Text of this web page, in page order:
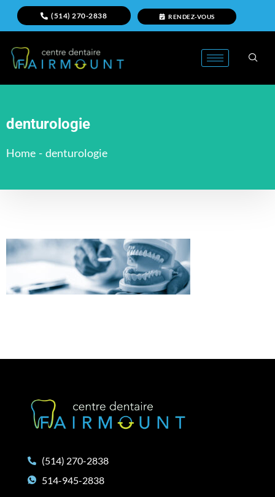
(514) 270-2838 RENDEZ-VOUS
denturologie
Home - denturologie
(514) 270-2838
514-945-2838